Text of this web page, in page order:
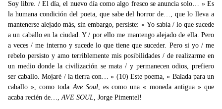
Soy libre. / El día, el nuevo día como algo fresco se anuncia solo… » Es
la humana condición del poeta, que sabe del horror de…, que lo lleva a
mantenerse alejado más, sin embargo, persiste: « Yo sabía / lo que sucede
a un caballo en la ciudad. Y / por ello me mantengo alejado de ella. Pero
a veces / me interno y sucede lo que tiene que suceder. Pero si yo / me
rebelo persisto y amo terriblemente mis posibilidades / de realizarme en
un medio donde la civilización se mata / y permanecen odios, prefiero
ser caballo. Mojaré / la tierra con… » (10) Este poema, « Balada para un
caballo », como toda Ave Soul, es como una « moneda antigua » que
acaba recién de…, AVE SOUL, Jorge Pimentel!